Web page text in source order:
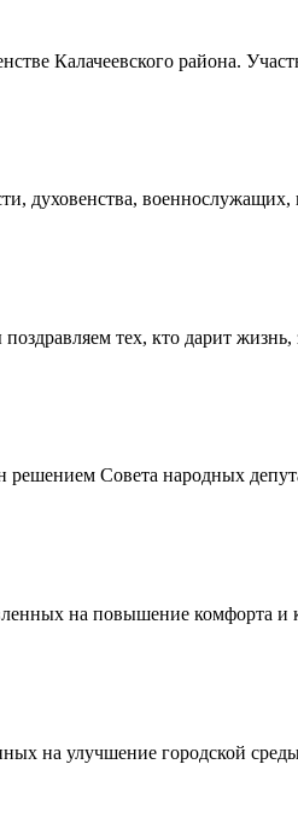
Калачеевского района.
духовенства,
тех, кто дарит
решением Совета народных
на повышение комфорта и
на улучшение городской